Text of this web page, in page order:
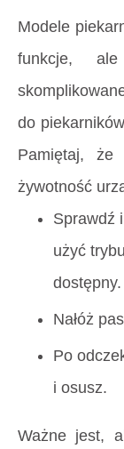
Modele
funkcje,
do
Pamiętaj, że
żywotność
Sprawdź
użyć
dostępny.
Nałóż
Po
i osusz.
Ważne jest,